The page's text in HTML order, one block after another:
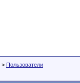
> Пользователи